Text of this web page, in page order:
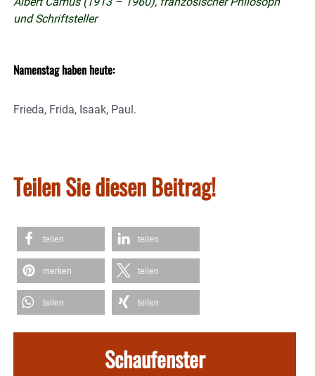
und Schriftsteller
Namenstag haben heute:
Frieda, Frida, Isaak, Paul.
Teilen Sie diesen Beitrag!
teilen teilen
merken teilen
teilen teilen
Schaufenster